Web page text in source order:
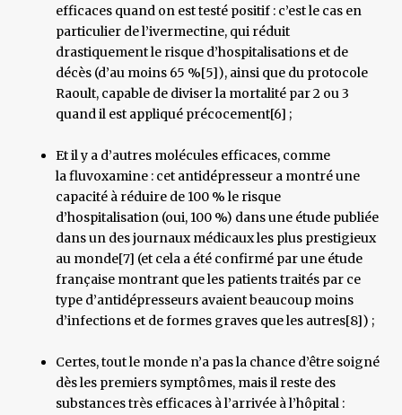
efficaces quand on est testé positif : c’est le cas en
particulier de l’ivermectine, qui réduit
drastiquement le risque d’hospitalisations et de
décès (d’au moins 65 %[5]), ainsi que du protocole
Raoult, capable de diviser la mortalité par 2 ou 3
quand il est appliqué précocement[6] ;
Et il y a d’autres molécules efficaces, comme
la fluvoxamine : cet antidépresseur a montré une
capacité à réduire de 100 % le risque
d’hospitalisation (oui, 100 %) dans une étude publiée
dans un des journaux médicaux les plus prestigieux
au monde[7] (et cela a été confirmé par une étude
française montrant que les patients traités par ce
type d’antidépresseurs avaient beaucoup moins
d’infections et de formes graves que les autres[8]) ;
Certes, tout le monde n’a pas la chance d’être soigné
dès les premiers symptômes, mais il reste des
substances très efficaces à l’arrivée à l’hôpital :